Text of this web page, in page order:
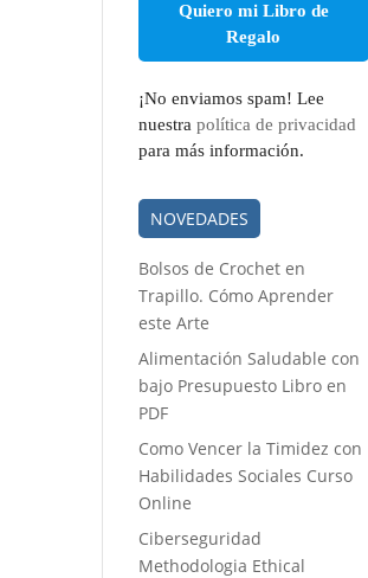
¡No enviamos spam! Lee
nuestrapolítica de privacidad
para más información.
NOVEDADES
Bolsos de Crochet en
Trapillo. Cómo Aprender
este Arte
Alimentación Saludable con
bajo Presupuesto Libro en
PDF
Como Vencer la Timidez con
Habilidades Sociales Curso
Online
Ciberseguridad
Methodologia Ethical